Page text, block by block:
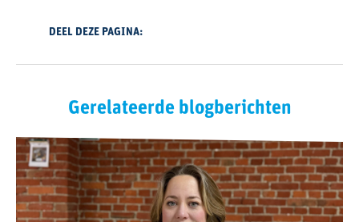
DEEL DEZE PAGINA:
Gerelateerde blogberichten